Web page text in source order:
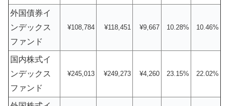
外国債券イ
ンデックス
ファンド
¥108,784 ¥118,451 ¥9,667 10.28% 10.46%
国内株式イ
ンデックス
ファンド
¥245,013 ¥249,273 ¥4,260 23.15% 22.02%